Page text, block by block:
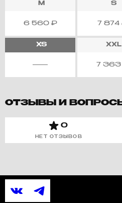
M
6 560 ₽
S
7 874
XS XXL
7 363
ОТЗЫВЫ И
0
НЕТ ОТЗЫВОВ